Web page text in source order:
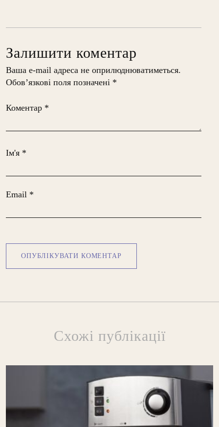
Залишити коментар
Ваша e-mail адреса не оприлюднюватиметься.
Обов’язкові поля позначені *
Коментар *
Ім'я *
Email *
Схожі публікації